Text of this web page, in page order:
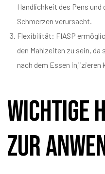
Handlichkeit des Pens
Schmerzen verursacht.
Flexibilität: FIASP
den Mahlzeiten zu sein, da
nach dem Essen injizieren
Wichtige
zur